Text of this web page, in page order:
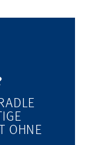
OHNE